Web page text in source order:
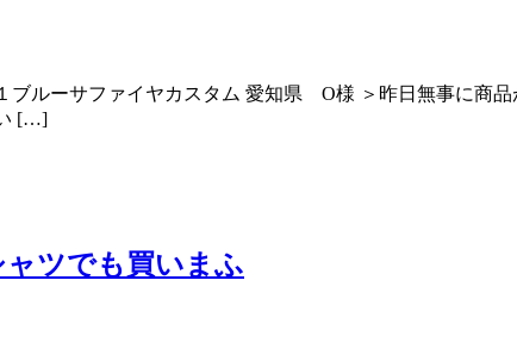
ルーサファイヤカスタム 愛知県 O様 ＞昨日無事に商品
[…]
ツでも買いまふ